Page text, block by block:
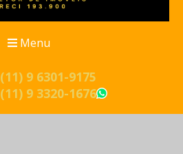
Menu
(11) 9 6301-9175
(11) 9 3320-1676